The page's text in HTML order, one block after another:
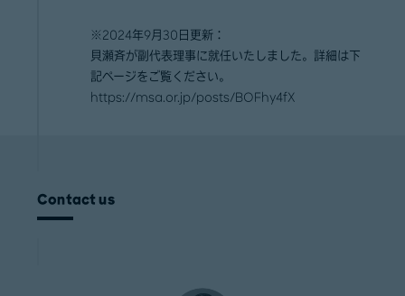
※2024年9月30日更新：
貝瀬斉が副代表理事に就任いたしました。詳細は下
記ページをご覧ください。
https://msa.or.jp/posts/BOFhy4fX
Contact us